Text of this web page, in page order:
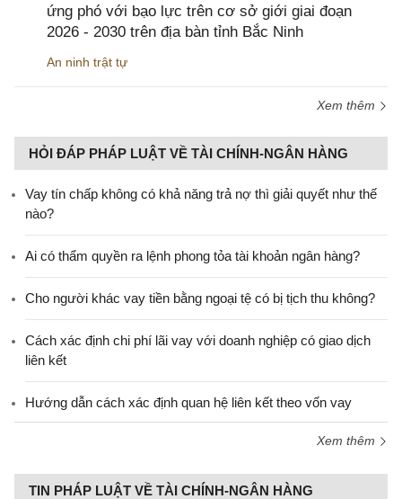
ứng phó với bạo lực trên cơ sở giới giai đoạn
2026 - 2030 trên địa bàn tỉnh Bắc Ninh
An ninh trật tự
Xem thêm
HỎI ĐÁP PHÁP LUẬT VỀ TÀI CHÍNH-NGÂN HÀNG
Vay tín chấp không có khả năng trả nợ thì giải quyết như thế
nào?
Ai có thẩm quyền ra lệnh phong tỏa tài khoản ngân hàng?
Cho người khác vay tiền bằng ngoại tệ có bị tịch thu không?
Cách xác định chi phí lãi vay với doanh nghiệp có giao dịch
liên kết
Hướng dẫn cách xác định quan hệ liên kết theo vốn vay
Xem thêm
TIN PHÁP LUẬT VỀ TÀI CHÍNH-NGÂN HÀNG